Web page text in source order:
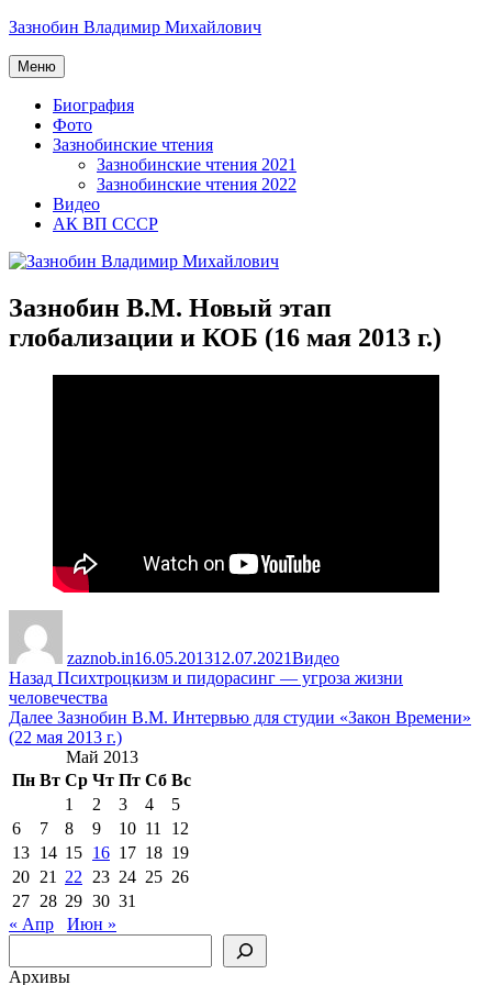
Перейти
содержимому
Зазнобин Владимир Михайлович
Меню
Биография
Фото
Зазнобинские чтения
Зазнобинские чтения 2021
Зазнобинские чтения 2022
Видео
АК ВП СССР
Зазнобин В.М. Новый этап
глобализации и КОБ (16 мая 2013 г.)
zaznob.in16.05.201312.07.2021Видео
Навигация
по
записям
Назад Предыдущая
запись:
Психтроцкизм и пидорасинг — угроза жизни
человечества
Далее Следующая
запись:
Зазнобин В.М. Интервью для студии «Закон Времени»
(22 мая 2013 г.)
Май 2013
Пн Вт Ср Чт Пт Сб Вс
1
2 3 4
5
6
7 8 9 10 11
12
13 14 15 16 17 18 19
20 21 22 23 24 25 26
27 28 29 30 31
« Апр
Июн »
Архивы